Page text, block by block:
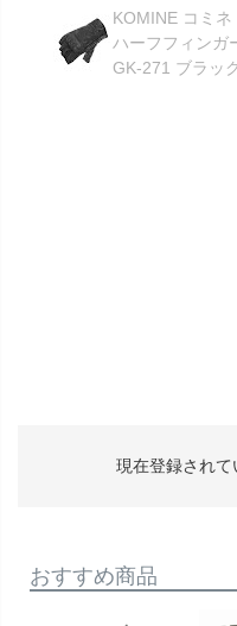
KOMINE コミ
ハーフフィンガ
GK-271 ブラッ
現在登録されて
おすすめ商品